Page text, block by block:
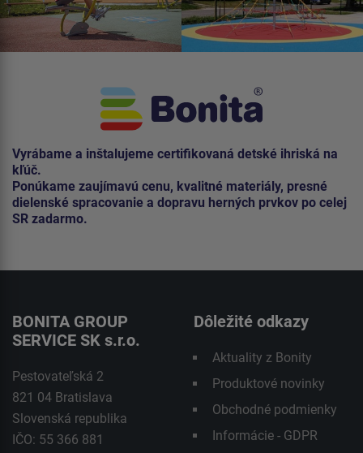
Vyrábame a inštalujeme certifikovaná detské ihriská na
kľúč.
Ponúkame zaujímavú cenu, kvalitné materiály, presné
dielenské spracovanie a dopravu herných prvkov po celej
SR zadarmo.
BONITA GROUP
SERVICE SK s.r.o.
Pestovateľská 2
821 04 Bratislava
Slovenská republika
IČO: 55 366 881
Dôležité odkazy
Aktuality z Bonity
Produktové novinky
Obchodné podmienky
Informácie - GDPR